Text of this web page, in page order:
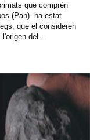
que comprèn
(Pan)- ha estat
que el consideren
del...